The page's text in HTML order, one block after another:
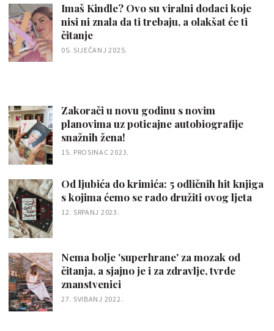
Imaš Kindle? Ovo su viralni dodaci koje
nisi ni znala da ti trebaju, a olakšat će ti
čitanje
05. SIJEČANJ 2025.
Zakorači u novu godinu s novim
planovima uz poticajne autobiografije
snažnih žena!
15. PROSINAC 2023.
Od ljubića do krimića: 5 odličnih hit knjiga
s kojima ćemo se rado družiti ovog ljeta
12. SRPANJ 2023.
Nema bolje 'superhrane' za mozak od
čitanja, a sjajno je i za zdravlje, tvrde
znanstvenici
27. SVIBANJ 2022.